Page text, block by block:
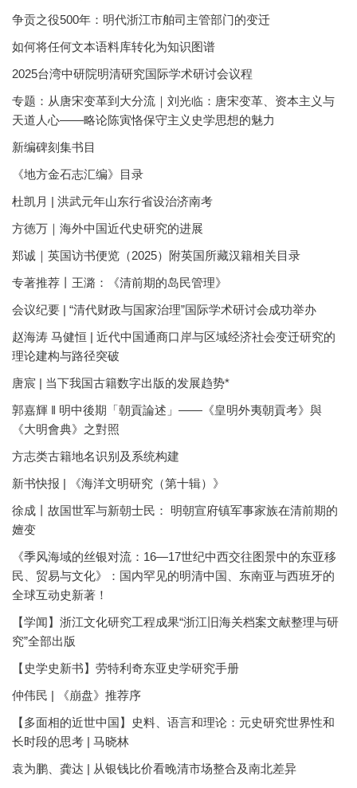
争贡之役500年：明代浙江市舶司主管部门的变迁
如何将任何文本语料库转化为知识图谱
2025台湾中研院明清研究国际学术研讨会议程
专题：从唐宋变革到大分流｜刘光临：唐宋变革、资本主义与
天道人心——略论陈寅恪保守主义史学思想的魅力
新编碑刻集书目
《地方金石志汇编》目录
杜凯月 | 洪武元年山东行省设治济南考
方徳万｜海外中国近代史研究的进展
郑诚｜英国访书便览（2025）附英国所藏汉籍相关目录
专著推荐丨王潞：《清前期的岛民管理》
会议纪要 | “清代财政与国家治理”国际学术研讨会成功举办
赵海涛 马健恒 | 近代中国通商口岸与区域经济社会变迁研究的
理论建构与路径突破
唐宸 | 当下我国古籍数字出版的发展趋势*
郭嘉輝 ‖ 明中後期「朝貢論述」——《皇明外夷朝貢考》與
《大明會典》之對照
方志类古籍地名识别及系统构建
新书快报 | 《海洋文明研究（第十辑）》
徐成丨故国世军与新朝士民： 明朝宣府镇军事家族在清前期的
嬗变
《季风海域的丝银对流：16—17世纪中西交往图景中的东亚移
民、贸易与文化》：国内罕见的明清中国、东南亚与西班牙的
全球互动史新著！
【学闻】浙江文化研究工程成果“浙江旧海关档案文献整理与研
究”全部出版
【史学史新书】劳特利奇东亚史学研究手册
仲伟民 | 《崩盘》推荐序
【多面相的近世中国】史料、语言和理论：元史研究世界性和
长时段的思考 | 马晓林
袁为鹏、龚达 | 从银钱比价看晚清市场整合及南北差异